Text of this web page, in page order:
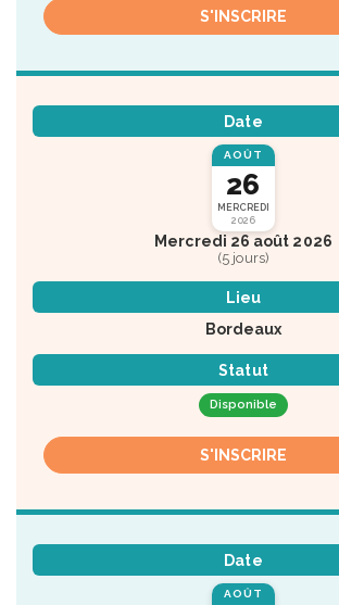
S'INSCRIRE
Date
AOÛT
26
MERCREDI
2026
Mercredi 26 août 2026
(5 jours)
Lieu
Bordeaux
Statut
Disponible
S'INSCRIRE
Date
AOÛT